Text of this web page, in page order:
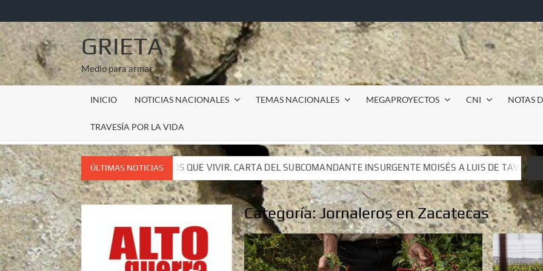
al
contenido
GRIETA
Medio para armar
INICIO NOTICIAS NACIONALES TEMAS NACIONALES MEGAPROYECTOS CNI NOTAS
TRAVESÍA POR LA VIDA
ÚLTIMAS NOTICIAS
QUE VIVIR. CARTA DEL SUBCOMANDANTE INSURGENTE MOISÉS A LUIS DE TAVIRA Incursión militar en la
QUE VIVIR. CARTA DEL SUBCOMANDANTE INSURGENTE MOISÉS A LUIS DE TAVIRA
Incursión militar en la
Categoría:Jornaleros en Zacatecas